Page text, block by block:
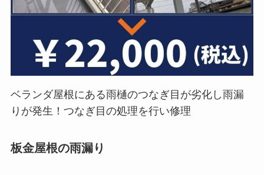
ベランダ屋根にある雨樋のつなぎ目が劣化し雨漏
りが発生！つなぎ目の処理を行い修理
板金屋根の雨漏り